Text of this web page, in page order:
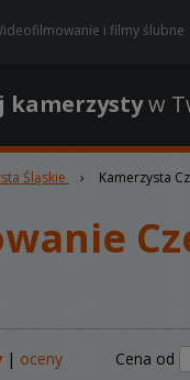
i filmy ślubne
kamerzystyw
Śląskie › Kamerzysta
| oceny Cena od